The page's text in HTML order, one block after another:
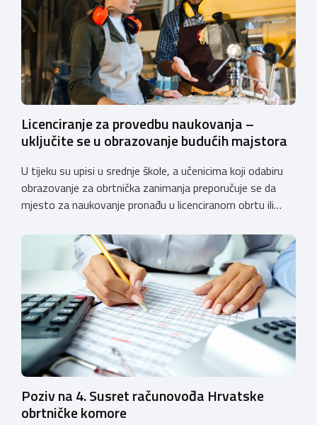
Licenciranje za provedbu naukovanja –
uključite se u obrazovanje budućih majstora
U tijeku su upisi u srednje škole, a učenicima koji odabiru
obrazovanje za obrtnička zanimanja preporučuje se da
mjesto za naukovanje pronađu u licenciranom obrtu ili
koji još nemaju licenciju da pokrenu postupak
licenciranja kako bi budućim učenicima omogućili
kvalitetno i sigurno stjecanje praktičnih znanja, a
istodobno ulagali u razvoj […]
Poziv na 4. Susret računovođa Hrvatske
obrtničke komore